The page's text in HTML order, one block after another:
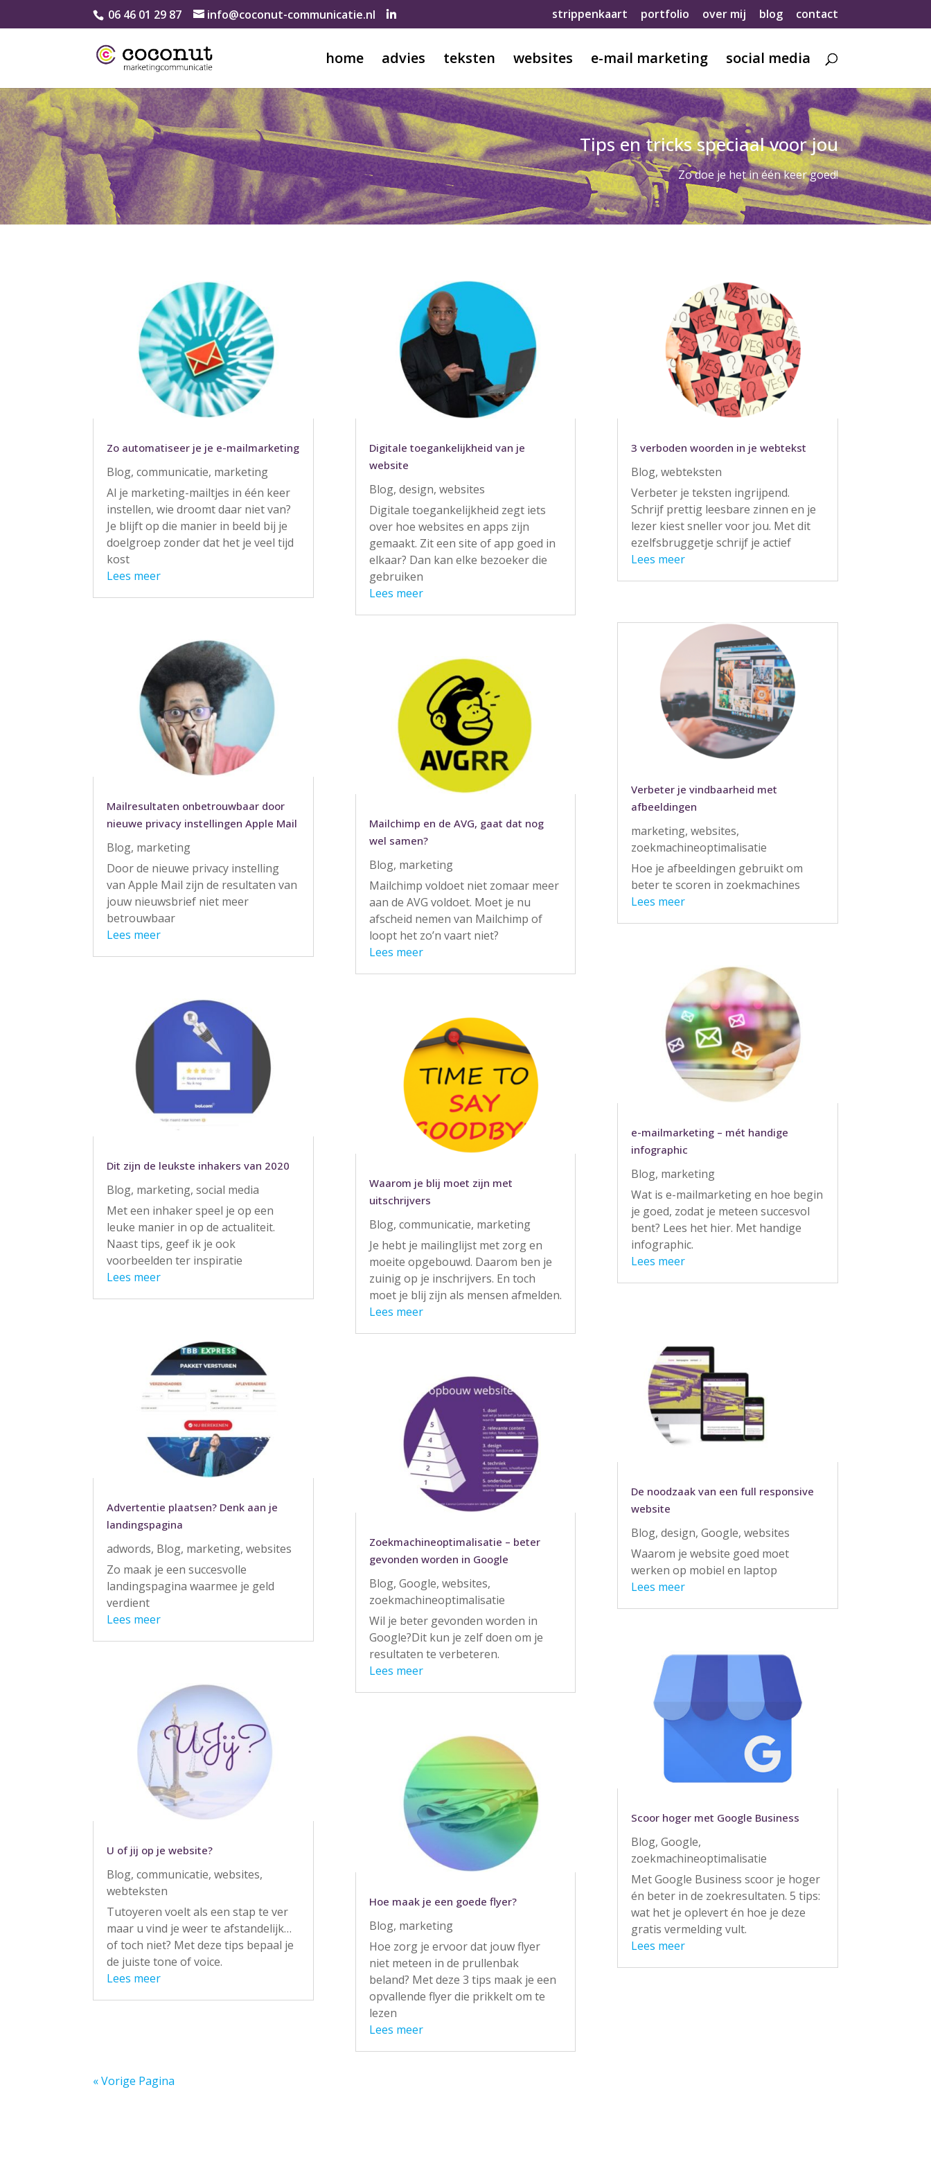
06 46 01 29 87 info@coconut-communicatie.nl strippenkaart portfolio over mij blog contact
home advies teksten websites e-mail marketing social media
Tips en tricks speciaal voor jou
Zo doe je het in één keer goed!
Zo automatiseer je je e-mailmarketing
Blog,communicatie, marketing
Al je marketing-mailtjes in één keer
instellen, wie droomt daar niet van?
Je blijft op die manier in beeld bij je
doelgroep zonder dat het je veel tijd
kost
Lees meer
Mailresultaten onbetrouwbaar door
nieuwe privacy instellingen Apple Mail
Blog, marketing
Door de nieuwe privacy instelling
van Apple Mail zijn de resultaten van
jouw nieuwsbrief niet meer
betrouwbaar
Lees meer
Dit zijn de leukste inhakers van 2020
Blog, marketing,social media
Met een inhaker speel je op een
leuke manier in op de actualiteit.
Naast tips, geef ik je ook
voorbeelden ter inspiratie
Lees meer
Advertentie plaatsen? Denk aan je
landingspagina
adwords, Blog, marketing,websites
Zo maak je een succesvolle
landingspagina waarmee je geld
verdient
Lees meer
U of jij op je website?
Blog,communicatie,websites,
webteksten
Tutoyeren voelt als een stap te ver
maar u vind je weer te afstandelijk…
of toch niet? Met deze tips bepaal je
de juiste tone of voice.
Lees meer
Digitale toegankelijkheid van je
website
Blog, design, websites
Digitale toegankelijkheid zegt iets
over hoe websites en apps zijn
gemaakt. Zit een site of app goed in
elkaar? Dan kan elke bezoeker die
gebruiken
Lees meer
Mailchimp en de AVG, gaat dat nog
wel samen?
Blog, marketing
Mailchimp voldoet niet zomaar meer
aan de AVG voldoet. Moet je nu
afscheid nemen van Mailchimp of
loopt het zo’n vaart niet?
Lees meer
Waarom je blij moet zijn met
uitschrijvers
Blog, communicatie, marketing
Je hebt je mailinglijst met zorg en
moeite opgebouwd. Daarom ben je
zuinig op je inschrijvers. En toch
moet je blij zijn als mensen afmelden.
Lees meer
Zoekmachineoptimalisatie – beter
gevonden worden in Google
Blog, Google, websites,
zoekmachineoptimalisatie
Wil je beter gevonden worden in
Google?Dit kun je zelf doen om je
resultaten te verbeteren.
Lees meer
Hoe maak je een goede flyer?
Blog, marketing
Hoe zorg je ervoor dat jouw flyer
niet meteen in de prullenbak
beland? Met deze 3 tips maak je een
opvallende flyer die prikkelt om te
lezen
Lees meer
3 verboden woorden in je webtekst
Blog, webteksten
Verbeter je teksten ingrijpend.
Schrijf prettig leesbare zinnen en je
lezer kiest sneller voor jou. Met dit
ezelfsbruggetje schrijf je actief
Lees meer
Verbeter je vindbaarheid met
afbeeldingen
marketing, websites,
zoekmachineoptimalisatie
Hoe je afbeeldingen gebruikt om
beter te scoren in zoekmachines
Lees meer
e-mailmarketing – mét handige
infographic
Blog, marketing
Wat is e-mailmarketing en hoe begin
je goed, zodat je meteen succesvol
bent? Lees het hier. Met handige
infographic.
Lees meer
De noodzaak van een full responsive
website
Blog, design, Google, websites
Waarom je website goed moet
werken op mobiel en laptop
Lees meer
Scoor hoger met Google Business
Blog, Google,
zoekmachineoptimalisatie
Met Google Business scoor je hoger
én beter in de zoekresultaten. 5 tips:
wat het je oplevert én hoe je deze
gratis vermelding vult.
Lees meer
« Vorige Pagina